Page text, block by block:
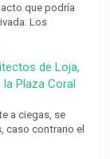
que podría
Los
de Loja,
Plaza Coral
a ciegas, se
caso contrario el